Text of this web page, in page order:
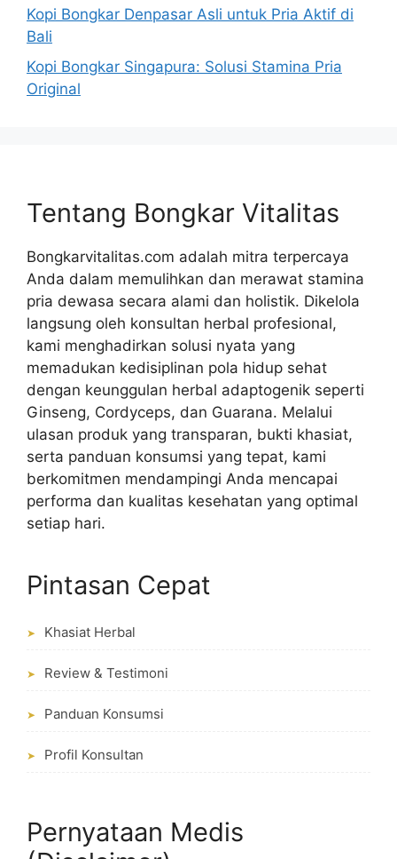
Kopi Bongkar Denpasar Asli untuk Pria Aktif di
Bali
Kopi Bongkar Singapura: Solusi Stamina Pria
Original
Tentang Bongkar Vitalitas
Bongkarvitalitas.com adalah mitra terpercaya
Anda dalam memulihkan dan merawat stamina
pria dewasa secara alami dan holistik. Dikelola
langsung oleh konsultan herbal profesional,
kami menghadirkan solusi nyata yang
memadukan kedisiplinan pola hidup sehat
dengan keunggulan herbal adaptogenik seperti
Ginseng, Cordyceps, dan Guarana. Melalui
ulasan produk yang transparan, bukti khasiat,
serta panduan konsumsi yang tepat, kami
berkomitmen mendampingi Anda mencapai
performa dan kualitas kesehatan yang optimal
setiap hari.
Pintasan Cepat
➤ Khasiat Herbal
➤ Review & Testimoni
➤ Panduan Konsumsi
➤ Profil Konsultan
Pernyataan Medis